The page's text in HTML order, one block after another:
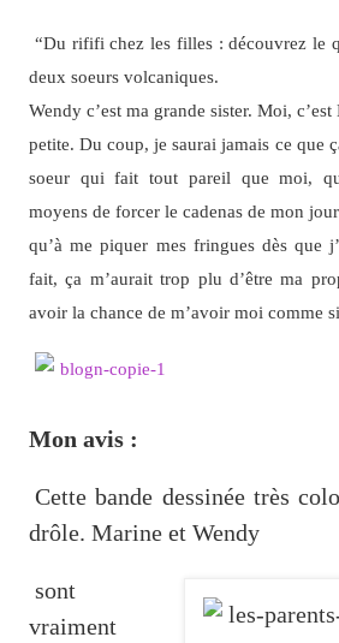
“Du rififi chez les filles : découvrez le
deux soeurs volcaniques.
Wendy c’est ma grande sister. Moi,
petite. Du coup, je saurai jamais ce que
soeur qui fait tout pareil que moi,
moyens de forcer le cadenas de mon
qu’à me piquer mes fringues dès que
fait, ça m’aurait trop plu d’être ma
avoir la chance de m’avoir moi comme
Mon avis :
Cette bande dessinée très
drôle. Marine et Wendy
sont
vraiment